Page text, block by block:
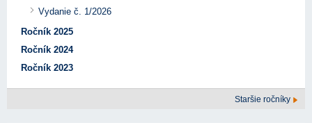
Vydanie č. 1/2026
Ročník 2025
Ročník 2024
Ročník 2023
Staršie ročníky